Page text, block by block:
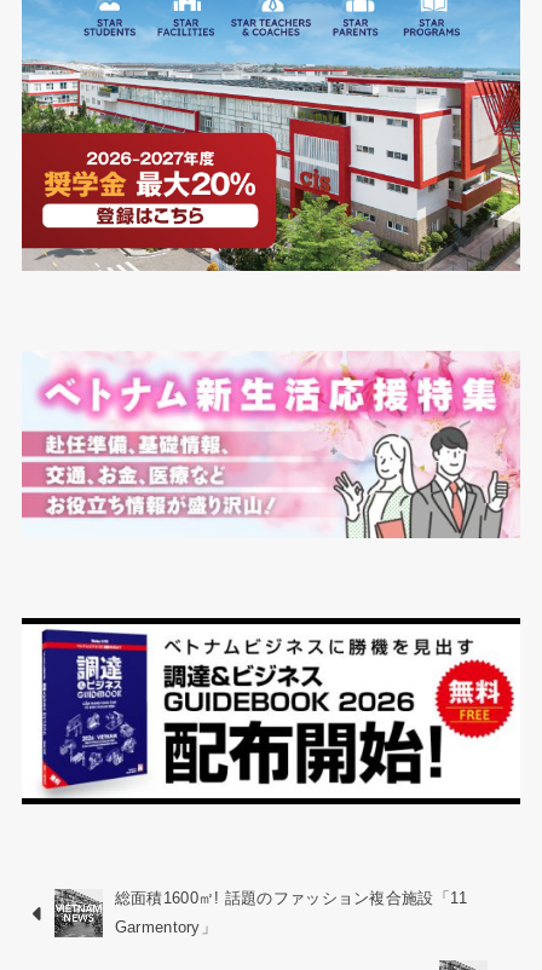
総面積1600㎡! 話題のファッション複合施設「11
Garmentory」